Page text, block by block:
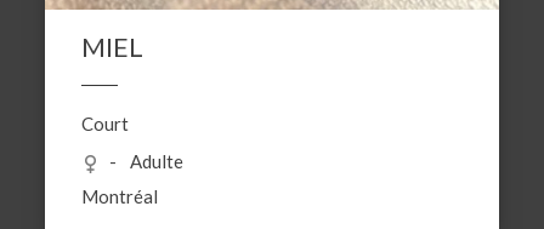
MIEL
Court
Adulte
Montréal